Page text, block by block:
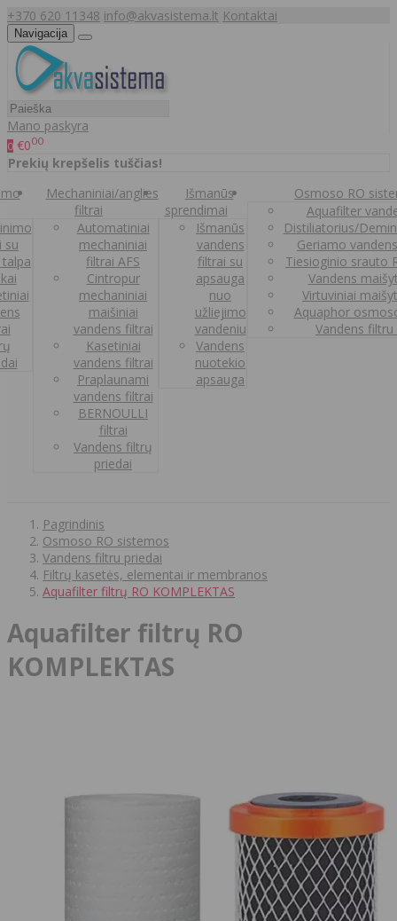
+370 620 11348 info@akvasistema.lt Kontaktai
Navigacija
Mano paskyra
0 €000
Prekių krepšelis tuščias!
su
Mechaniniai/anglies
filtrai
Automatiniai
mechaniniai
filtrai AFS
Cintropur
mechaniniai
maišiniai
vandens filtrai
Kasetiniai
vandens filtrai
Praplaunami
vandens filtrai
BERNOULLI
filtrai
Vandens filtrų
priedai
Išmanūs
sprendimai
Išmanūs
vandens
filtrai su
apsauga
nuo
užliejimo
vandeniu
Vandens
nuotekio
apsauga
Osmoso RO
Aquafilter
Distiliatorius/
Geriamo
Tiesioginio srauto
Vandens
Virtuviniai
Aquaphor
Vandens filtru
Pagrindinis
Osmoso RO sistemos
Vandens filtru priedai
Filtrų kasetės, elementai ir membranos
Aquafilter filtrų RO KOMPLEKTAS
Aquafilter filtrų RO
KOMPLEKTAS